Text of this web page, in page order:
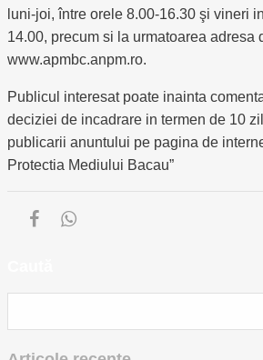
luni-joi, între orele 8.00-16.30 şi vineri
14.00, precum si la urmatoarea adresa
www.apmbc.anpm.ro.
Publicul interesat poate inainta
deciziei de incadrare in termen de 10
publicarii anuntului pe pagina de
Protectia Mediului Bacau”